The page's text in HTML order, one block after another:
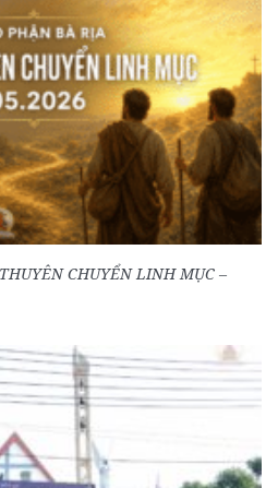
CHUYỂN LINH MỤC –